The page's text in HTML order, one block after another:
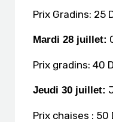
Prix Gradins: 25
Mardi 28 juillet:
Prix gradins: 40
Jeudi 30 juillet:
Prix chaises : 50